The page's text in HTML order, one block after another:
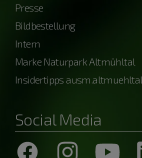
Presse
Bildbestellung
Intern
Marke Naturpark Altmühltal
Insidertipps ausm.altmuehltal
Social Media